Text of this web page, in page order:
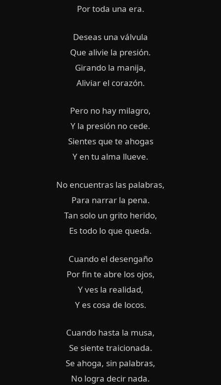
Por toda una era.
Deseas una válvula
Que alivie la presión.
Girando la manija,
Aliviar el corazón.
Pero no hay milagro,
Y la presión no cede.
Sientes que te ahogas
Y en tu alma llueve.
No encuentras las palabras,
Para narrar la pena.
Tan solo un grito herido,
Es todo lo que queda.
Cuando el desengaño
Por fin te abre los ojos,
Y ves la realidad,
Y es cosa de locos.
Cuando hasta la musa,
Se siente traicionada.
Se ahoga, sin palabras,
No logra decir nada.